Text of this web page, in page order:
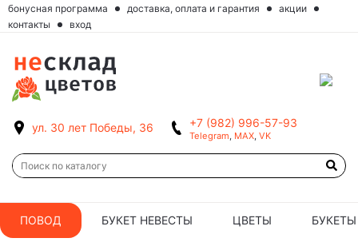
бонусная программа доставка, оплата и гарантия
акции
контакты
вход
ул. 30 лет Победы, 36 +7 (982) 996-57-93
Telegram, MAX, VK
ПОВОД БУКЕТ НЕВЕСТЫ ЦВЕТЫ БУКЕТЫ